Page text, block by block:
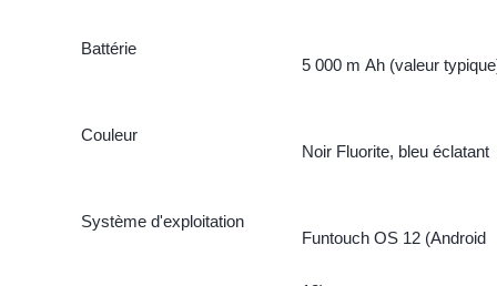
Battérie
5 000 m Ah (valeur
Couleur
Noir Fluorite, bleu éclatant
Système d'exploitation
Funtouch OS 12 (Android